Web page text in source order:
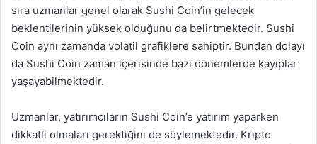
sıra uzmanlar genel olarak Sushi Coin’in gelecek
beklentilerinin yüksek olduğunu da belirtmektedir. Sushi
Coin aynı zamanda volatil grafiklere sahiptir. Bundan dolayı
da Sushi Coin zaman içerisinde bazı dönemlerde kayıplar
yaşayabilmektedir.
Uzmanlar, yatırımcıların Sushi Coin’e yatırım yaparken
dikkatli olmaları gerektiğini de söylemektedir. Kripto